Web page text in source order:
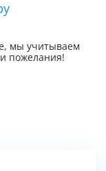
мы учитываем
пожелания!